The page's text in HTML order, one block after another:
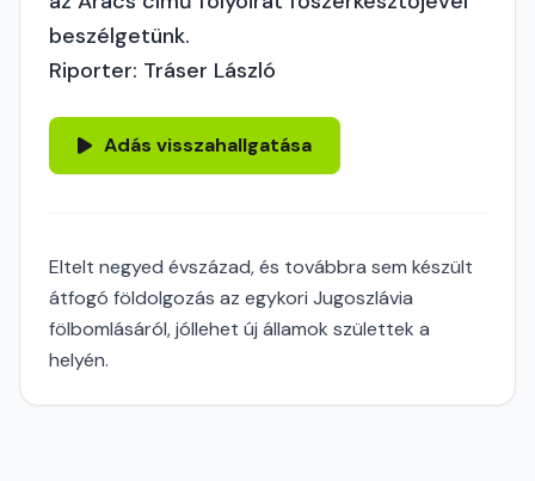
beszélgetünk.
Riporter: Tráser László
Adás visszahallgatása
Eltelt negyed évszázad, és továbbra sem készült
átfogó földolgozás az egykori Jugoszlávia
fölbomlásáról, jóllehet új államok születtek a
helyén.